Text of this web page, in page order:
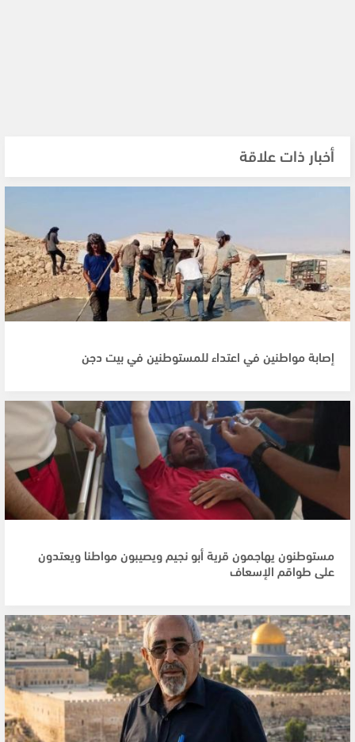
أخبار ذات علاقة
إصابة مواطنين في اعتداء للمستوطنين في بيت دجن
مستوطنون يهاجمون قرية أبو نجيم ويصيبون مواطنا ويعتدون
على طواقم الإسعاف